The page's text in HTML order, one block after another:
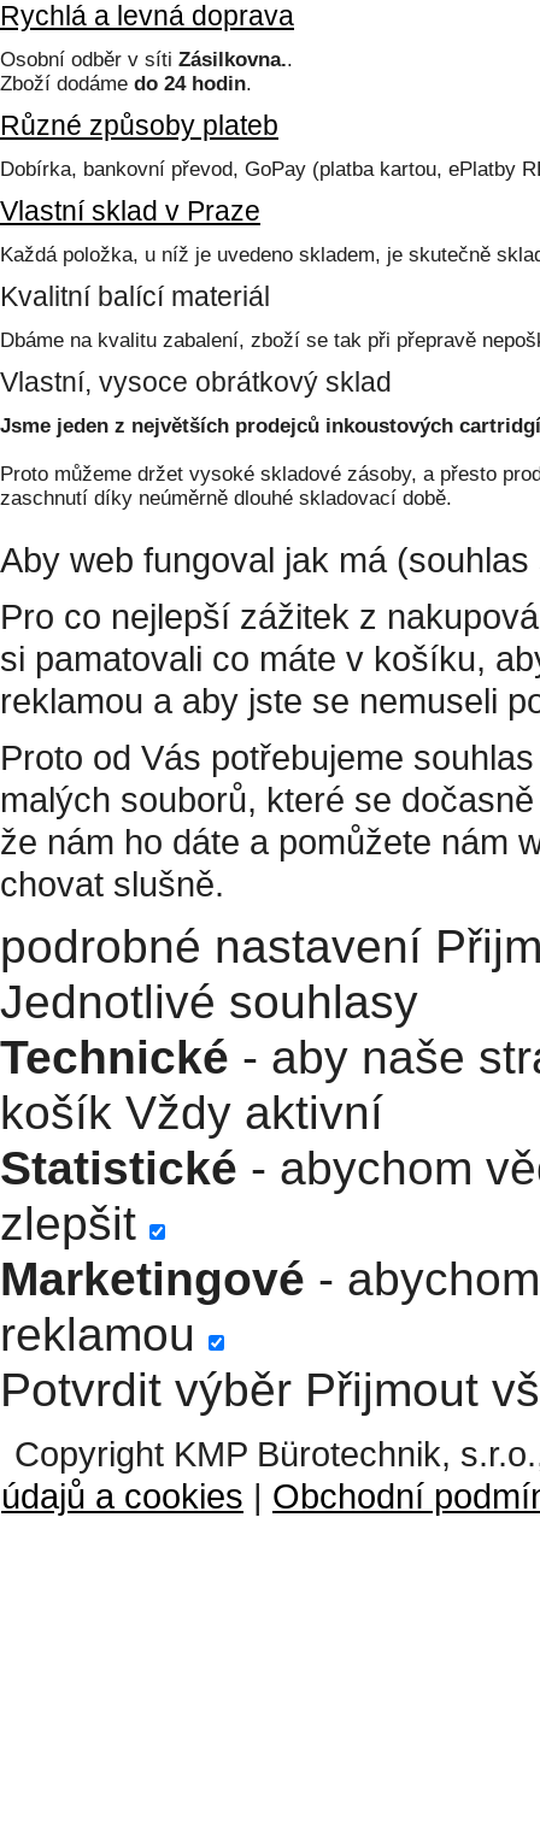
Rychlá a levná doprava
Osobní odběr v síti Zásilkovna..
Zboží dodáme do 24 hodin.
Různé způsoby plateb
Dobírka, bankovní převod, GoPay (platba kartou, ePlatby
Vlastní sklad v Praze
Každá položka, u níž je uvedeno skladem, je skutečně
Kvalitní balící materiál
Dbáme na kvalitu zabalení, zboží se tak při přepravě
Vlastní, vysoce obrátkový sklad
Jsme jeden z největších prodejců inkoustových
Proto můžeme držet vysoké skladové zásoby, a přesto
zaschnutí díky neúměrně dlouhé skladovací době.
Aby web fungoval jak má
Pro co nejlepší zážitek z
si pamatovali co máte v košíku,
reklamou a aby jste se nemuseli
Proto od Vás potřebujeme
malých souborů, které se
že nám ho dáte a pomůžete nám
chovat slušně.
podrobné nastavení
Jednotlivé souhlasy
Technické - aby naše
košík Vždy aktivní
Statistické - abychom
zlepšit
Marketingové -
reklamou
Potvrdit výběr Přijmout
Copyright KMP Bürotechnik,
údajů a cookies | Obchodní